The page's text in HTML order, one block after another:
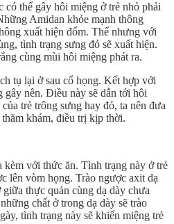
thể gây hôi miệng ở trẻ nhỏ phải
Amidan khỏe mạnh thông
xuất hiện đốm. Thế nhưng với
tình trạng sưng đỏ sẽ xuất hiện.
cùng mùi hôi miệng phát ra.
tụ lại ở sau cổ họng. Kết hợp với
gây nên. Điều này sẽ dẫn tới hôi
trẻ trông sưng hay đỏ, ta nên đưa
khám, điều trị kịp thời.
kèm với thức ăn. Tình trạng này ở trẻ
lên vòm họng. Trào ngược axit dạ
thực quản cùng dạ dày chưa
chất ở trong dạ dày sẽ trào
tình trạng này sẽ khiến miệng trẻ